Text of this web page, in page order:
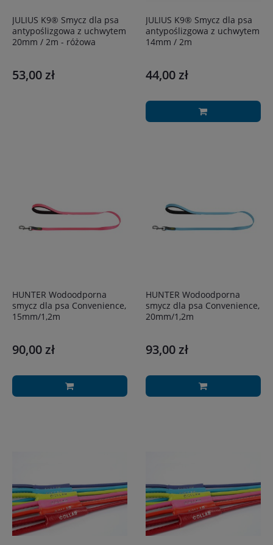
JULIUS K9® Smycz dla psa
antypoślizgowa z uchwytem
20mm / 2m - różowa
53,00 zł
JULIUS K9® Smycz dla psa
antypoślizgowa z uchwytem
14mm / 2m
44,00 zł
HUNTER Wodoodporna
smycz dla psa Convenience,
15mm/1,2m
90,00 zł
HUNTER Wodoodporna
smycz dla psa Convenience,
20mm/1,2m
93,00 zł